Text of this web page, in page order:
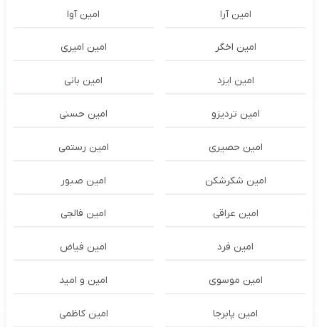
امین آرا امین آوا
امین اخگر امین امیری
امین ایزد امین بانی
امین تردیزو امین حسنی
امین حصیری امین رستمی
امین شکرشکن امین صبور
امین عراقی امین فالجی
امین فرد امین فیاض
امین موسوی امین و امید
امین پابرجا امین کاظمی